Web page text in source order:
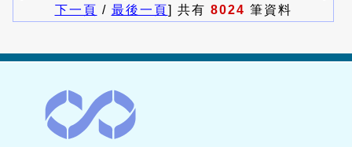
下一頁 / 最後一頁] 共有 8024 筆資料